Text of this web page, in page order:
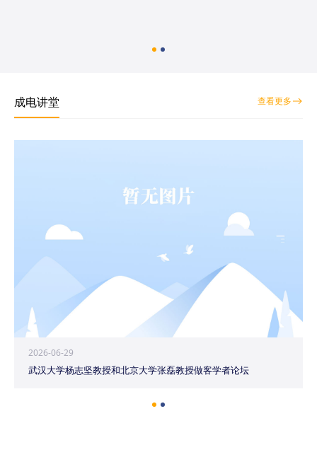
成电讲堂 查看更多
2026-06-29
武汉大学杨志坚教授和北京大学张磊教授做客学者论坛